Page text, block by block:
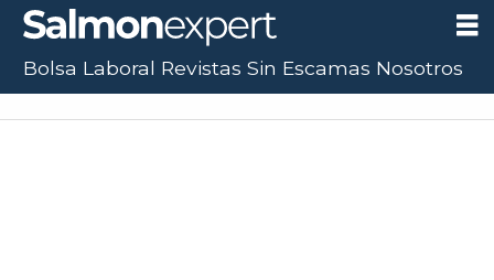
Bolsa Laboral Revistas Sin Escamas Nosotros